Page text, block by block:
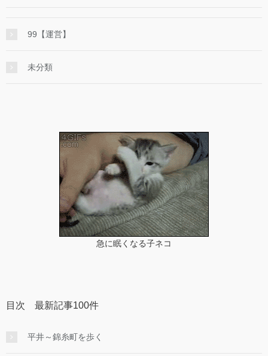
99【運営】
未分類
急に眠くなる子ネコ
目次 最新記事100件
平井～錦糸町を歩く